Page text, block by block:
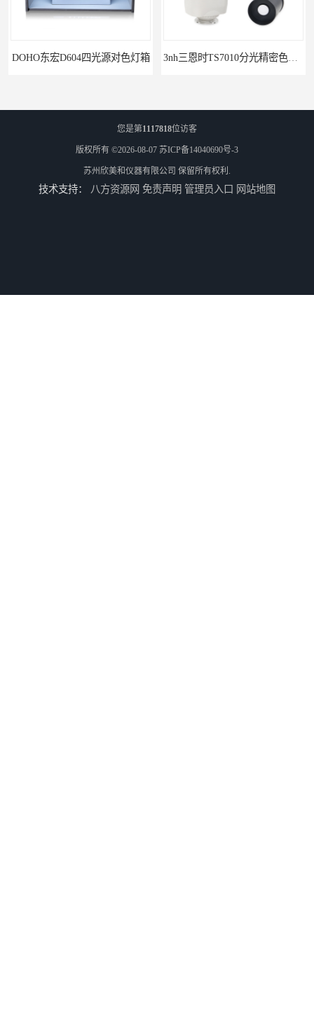
D604四光源对色灯箱 3nh三恩时TS7010分光精密色差仪
您是第1117818位访客
版权所有 ©2026-08-07 苏ICP备14040690号-3
苏州欣美和仪器有限公司 保留所有权利.
技术支持： 八方资源网 免责声明 管理员入口 网站地图